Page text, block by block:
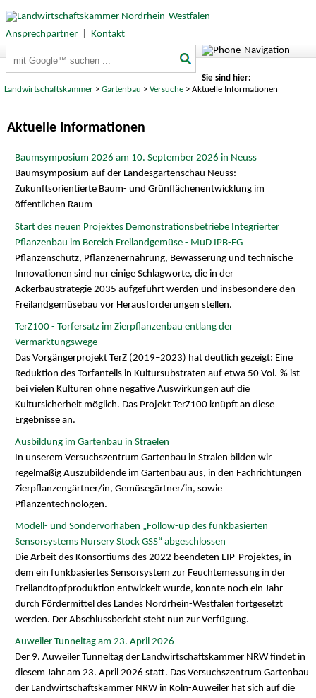
Ansprechpartner|
Kontakt
Sie sind hier:
Landwirtschaftskammer >Gartenbau >Versuche > Aktuelle Informationen
Aktuelle Informationen
Baumsymposium 2026 am 10. September 2026 in Neuss
Baumsymposium auf der Landesgartenschau Neuss:
Zukunftsorientierte Baum- und Grünflächenentwicklung im
öffentlichen Raum
Start des neuen Projektes Demonstrationsbetriebe Integrierter
Pflanzenbau im Bereich Freilandgemüse - MuD IPB-FG
Pflanzenschutz, Pflanzenernährung, Bewässerung und technische
Innovationen sind nur einige Schlagworte, die in der
Ackerbaustrategie 2035 aufgeführt werden und insbesondere den
Freilandgemüsebau vor Herausforderungen stellen.
TerZ100 - Torfersatz im Zierpflanzenbau entlang der
Vermarktungswege
Das Vorgängerprojekt TerZ (2019–2023) hat deutlich gezeigt: Eine
Reduktion des Torfanteils in Kultursubstraten auf etwa 50 Vol.-% ist
bei vielen Kulturen ohne negative Auswirkungen auf die
Kultursicherheit möglich. Das Projekt TerZ100 knüpft an diese
Ergebnisse an.
Ausbildung im Gartenbau in Straelen
In unserem Versuchszentrum Gartenbau in Stralen bilden wir
regelmäßig Auszubildende im Gartenbau aus, in den Fachrichtungen
Zierpflanzengärtner/in, Gemüsegärtner/in, sowie
Pflanzentechnologen.
Modell- und Sondervorhaben „Follow-up des funkbasierten
Sensorsystems Nursery Stock GSS“ abgeschlossen
Die Arbeit des Konsortiums des 2022 beendeten EIP-Projektes, in
dem ein funkbasiertes Sensorsystem zur Feuchtemessung in der
Freilandtopfproduktion entwickelt wurde, konnte noch ein Jahr
durch Fördermittel des Landes Nordrhein-Westfalen fortgesetzt
werden. Der Abschlussbericht steht nun zur Verfügung.
Auweiler Tunneltag am 23. April 2026
Der 9. Auweiler Tunneltag der Landwirtschaftskammer NRW findet in
diesem Jahr am 23. April 2026 statt. Das Versuchszentrum Gartenbau
der Landwirtschaftskammer NRW in Köln-Auweiler hat sich auf die